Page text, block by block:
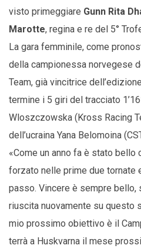
visto primeggiare Gunn Rita
Marotte, regina e re del 5°
La gara femminile, come
della campionessa norvegese
Team, già vincitrice
termine i 5 giri del tracciato
Wloszczowska (Kross Racing
dell’ucraina Yana Belomoina
«Come un anno fa è stato bello
forzato nelle prime due tornate
passo. Vincere è sempre
riuscita nuovamente su questo
mio prossimo obiettivo è il
terrà a Huskvarna il mese